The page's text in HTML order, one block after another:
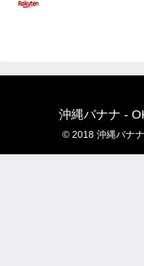
沖縄バナナ -
© 2018 沖縄バナ